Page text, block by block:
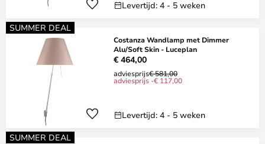
Levertijd: 4 - 5 weken
SUMMER DEAL
Costanza Wandlamp met Dimmer
Alu/Soft Skin - Luceplan
€ 464,00
adviesprijs€ 581,00
adviesprijs -€ 117,00
Levertijd: 4 - 5 weken
SUMMER DEAL